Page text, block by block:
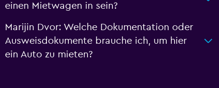
einen Mietwagen in sein?
Marijin Dvor: Welche Dokumentation oder
Ausweisdokumente brauche ich, um hier
ein Auto zu mieten?